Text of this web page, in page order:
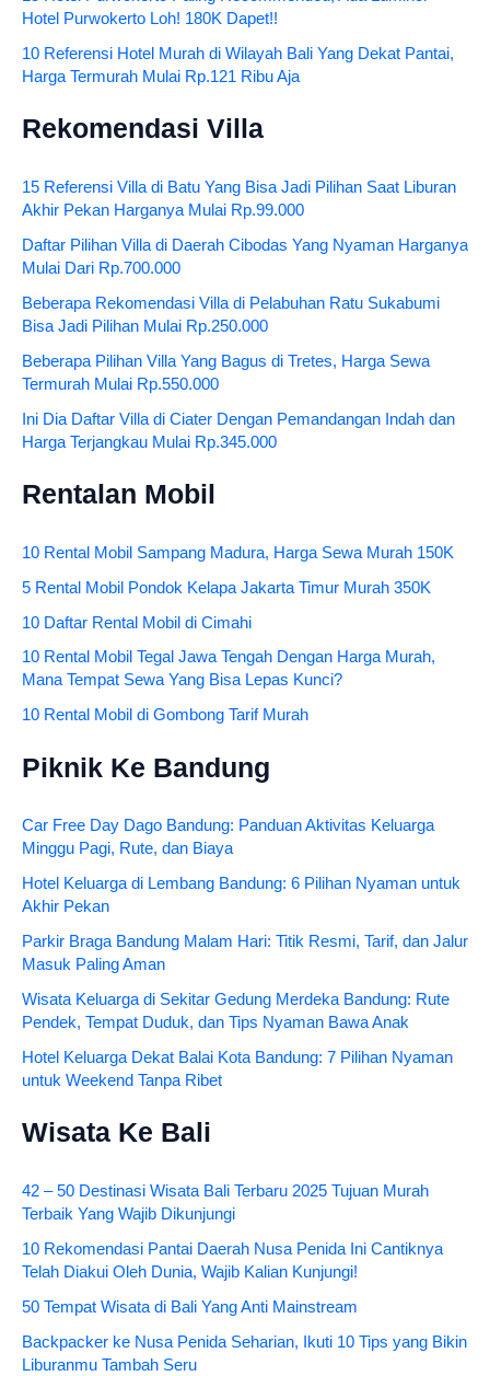
Hotel Purwokerto Loh! 180K Dapet!!
10 Referensi Hotel Murah di Wilayah Bali Yang Dekat Pantai,
Harga Termurah Mulai Rp.121 Ribu Aja
Rekomendasi Villa
15 Referensi Villa di Batu Yang Bisa Jadi Pilihan Saat Liburan
Akhir Pekan Harganya Mulai Rp.99.000
Daftar Pilihan Villa di Daerah Cibodas Yang Nyaman Harganya
Mulai Dari Rp.700.000
Beberapa Rekomendasi Villa di Pelabuhan Ratu Sukabumi
Bisa Jadi Pilihan Mulai Rp.250.000
Beberapa Pilihan Villa Yang Bagus di Tretes, Harga Sewa
Termurah Mulai Rp.550.000
Ini Dia Daftar Villa di Ciater Dengan Pemandangan Indah dan
Harga Terjangkau Mulai Rp.345.000
Rentalan Mobil
10 Rental Mobil Sampang Madura, Harga Sewa Murah 150K
5 Rental Mobil Pondok Kelapa Jakarta Timur Murah 350K
10 Daftar Rental Mobil di Cimahi
10 Rental Mobil Tegal Jawa Tengah Dengan Harga Murah,
Mana Tempat Sewa Yang Bisa Lepas Kunci?
10 Rental Mobil di Gombong Tarif Murah
Piknik Ke Bandung
Car Free Day Dago Bandung: Panduan Aktivitas Keluarga
Minggu Pagi, Rute, dan Biaya
Hotel Keluarga di Lembang Bandung: 6 Pilihan Nyaman untuk
Akhir Pekan
Parkir Braga Bandung Malam Hari: Titik Resmi, Tarif, dan Jalur
Masuk Paling Aman
Wisata Keluarga di Sekitar Gedung Merdeka Bandung: Rute
Pendek, Tempat Duduk, dan Tips Nyaman Bawa Anak
Hotel Keluarga Dekat Balai Kota Bandung: 7 Pilihan Nyaman
untuk Weekend Tanpa Ribet
Wisata Ke Bali
42 – 50 Destinasi Wisata Bali Terbaru 2025 Tujuan Murah
Terbaik Yang Wajib Dikunjungi
10 Rekomendasi Pantai Daerah Nusa Penida Ini Cantiknya
Telah Diakui Oleh Dunia, Wajib Kalian Kunjungi!
50 Tempat Wisata di Bali Yang Anti Mainstream
Backpacker ke Nusa Penida Seharian, Ikuti 10 Tips yang Bikin
Liburanmu Tambah Seru